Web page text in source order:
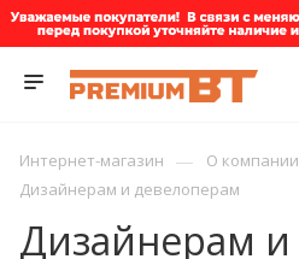
Интернет-магазин — О компании
Дизайнерам и девелоперам
Дизайнерам и